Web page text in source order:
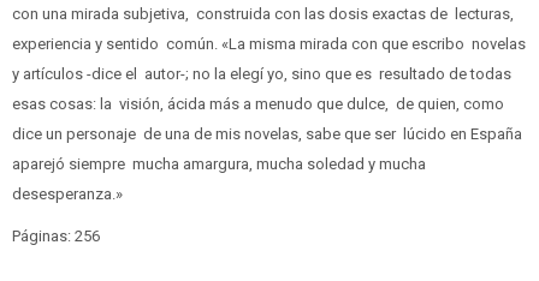
con una mirada subjetiva, construida con las dosis exactas de lecturas,
experiencia y sentido común. «La misma mirada con que escribo novelas
y artículos -dice el autor-; no la elegí yo, sino que es resultado de todas
esas cosas: la visión, ácida más a menudo que dulce, de quien, como
dice un personaje de una de mis novelas, sabe que ser lúcido en España
aparejó siempre mucha amargura, mucha soledad y mucha
desesperanza.»
Páginas: 256